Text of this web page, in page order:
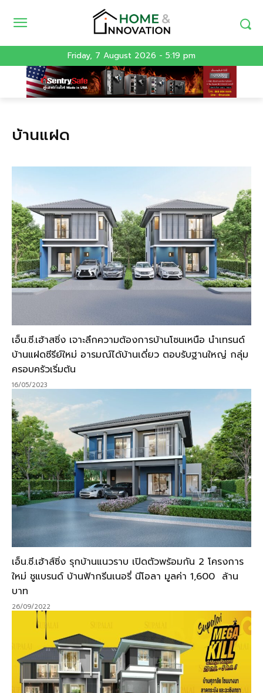
Friday, 7 August 2026 - 5:19 pm
บ้านแฝด
เอ็น.ซี.เฮ้าสซิ่ง เจาะลึกความต้องการบ้านโซนเหนือ นำเทรนด์
บ้านแฝดซีรีย์ใหม่ อารมณ์ได้บ้านเดี่ยว ตอบรับฐานใหญ่ กลุ่ม
ครอบครัวเริ่มต้น
16/05/2023
เอ็น.ซี.เฮ้าส์ซิ่ง รุกบ้านแนวราบ เปิดตัวพร้อมกัน 2 โครงการ
ใหม่ ชูแบรนด์ บ้านฟ้ากรีนเนอรี่ นีโอลา มูลค่า 1,600 ล้าน
บาท
26/09/2022